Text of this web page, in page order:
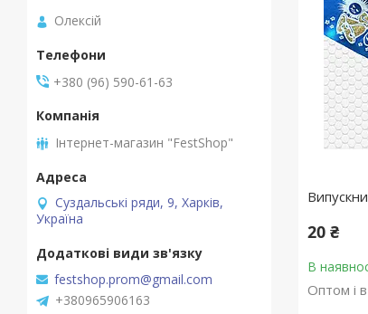
20 ₴
В
Оптом і
Олексій
+380 (96) 590-61-63
Інтернет-магазин "FestShop"
Суздальські ряди, 9, Харків,
Україна
festshop.prom@gmail.com
+380965906163